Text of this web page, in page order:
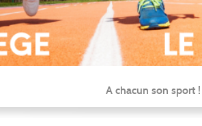
A chacun son sport !